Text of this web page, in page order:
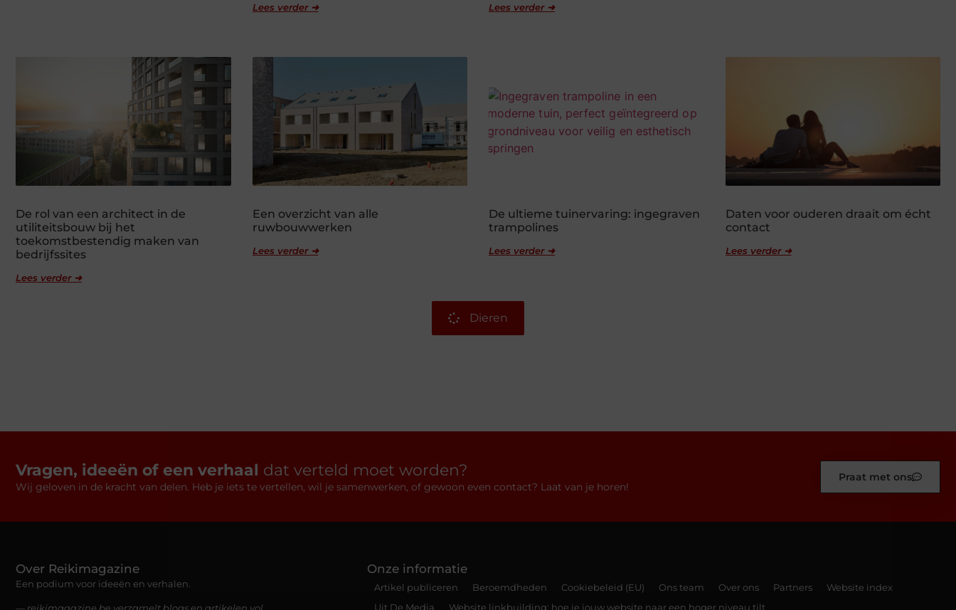
Lees verder ➜ Lees verder ➜
De rol van een architect in de
utiliteitsbouw bij het
toekomstbestendig maken van
bedrijfssites
Lees verder ➜
Een overzicht van alle
ruwbouwwerken
Lees verder ➜
De ultieme tuinervaring: ingegraven
trampolines
Lees verder ➜
Daten voor ouderen draait om écht
contact
Lees verder ➜
Dieren
Vragen, ideeën of een verhaal dat verteld moet worden?
Wij geloven in de kracht van delen. Heb je iets te vertellen, wil je samenwerken, of gewoon even contact? Laat van je horen!
Praat met ons
Over Reikimagazine
Een podium voor ideeën en verhalen.
— reikimagazine.be verzamelt blogs en artikelen vol
Onze informatie
Artikel publiceren Beroemdheden Cookiebeleid (EU) Ons team Over ons Partners
Website index
Uit De Media
Website linkbuilding: hoe je jouw website naar een hoger niveau tilt